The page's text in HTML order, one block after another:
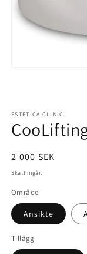
ESTETICA CLINIC
Ordinarie
pris
2 000 SEK
Skatt ingår.
Område
Ansikte
Tillägg